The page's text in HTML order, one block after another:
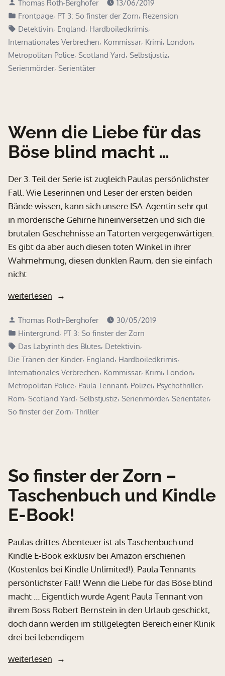
von
Thomas Roth-Berghofer
13/06/2019
Veröffentlicht
in
Frontpage, PT 3: So finster der Zorn, Rezension
Schlagwörter:
Detektivin, England, Hardboiledkrimis,
Internationales Verbrechen, Kommissar, Krimi, London,
Metropolitan Police, Scotland Yard, Selbstjustiz,
Serienmörder, Serientäter
Wenn die Liebe für das
Böse blind macht …
Der 3. Teil der Serie ist zugleich Paulas persönlichster
Fall. Wie Leserinnen und Leser der ersten beiden
Bände wissen, kann sich unsere ISA-Agentin sehr gut
in mörderische Gehirne hineinversetzen und sich die
brutalen Geschehnisse an Tatorten vergegenwärtigen.
Es gibt da aber auch diesen toten Winkel in ihrer
Wahrnehmung, diesen dunklen Raum, den sie einfach
nicht
„Wenn
Liebe
für
das
Böse
blind
macht
…“
weiterlesen
Verfasst
von
Thomas Roth-Berghofer
30/05/2019
Veröffentlicht
in
Hintergrund, PT 3: So finster der Zorn
Schlagwörter:
Das Labyrinth des Blutes, Detektivin,
Die Tränen der Kinder, England, Hardboiledkrimis,
Internationales Verbrechen, Kommissar, Krimi, London,
Metropolitan Police, Paula Tennant, Polizei, Psychothriller,
Rom, Scotland Yard, Selbstjustiz, Serienmörder, Serientäter,
So finster der Zorn, Thriller
So finster der Zorn –
Taschenbuch und Kindle
E-Book!
Paulas drittes Abenteuer ist als Taschenbuch und
Kindle E-Book exklusiv bei Amazon erschienen
(Kostenlos bei Kindle Unlimited!). Paula Tennants
persönlichster Fall! Wenn die Liebe für das Böse blind
macht … Eigentlich wurde Agent Paula Tennant von
ihrem Boss Robert Bernstein in den Urlaub geschickt,
doch dann werden im stillgelegten Bereich einer Klinik
drei bei lebendigem
„So
weiterlesen